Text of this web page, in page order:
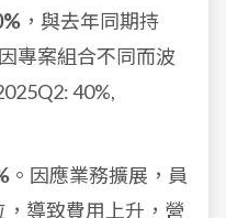
，與去年同期持
專案組合不同而波
40%,
。因應業務擴展，員
，導致費用上升，營